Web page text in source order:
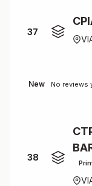
37
New No reviews
38